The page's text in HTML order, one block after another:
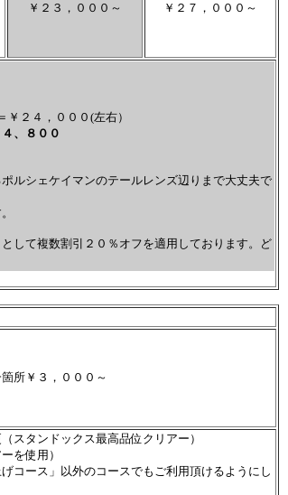
￥２３，０００～ ￥２７，０００～
２４，０００(左右）
、８００
ルシェケイマンのテールレンズ辺りまで大丈夫で
して複数割引２０％オフを適用しております。ど
所￥３，０００～
スタンドックス最高品位クリアー）
を使用）
コース」以外のコースでもご利用頂けるようにし